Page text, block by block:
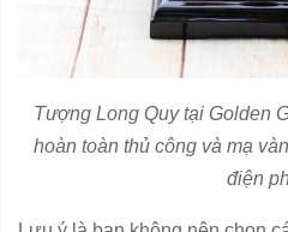
Tượng Long Quy tại Golden
hoàn toàn thủ công và mạ
điện